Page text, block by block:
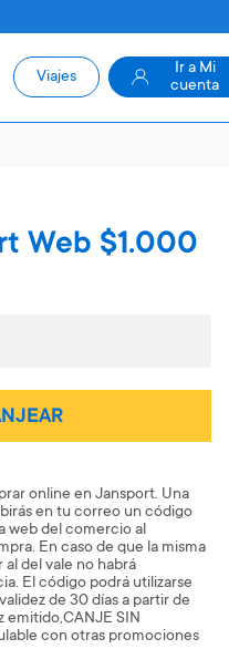
Web $1.000
online en Jansport. Una
en tu correo un código
web del comercio al
En caso de que la misma
del vale no habrá
El código podrá utilizarse
de 30 días a partir de
emitido,CANJE SIN
con otras promociones
Viajes
Ir a Mi
cuenta